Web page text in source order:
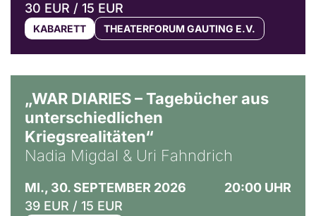
30 EUR / 15 EUR
KABARETT THEATERFORUM GAUTING E.V.
„WAR DIARIES – Tagebücher aus
unterschiedlichen
Kriegsrealitäten“
Nadia Migdal & Uri Fahndrich
MI., 30. SEPTEMBER 2026
20:00 UHR
39 EUR / 15 EUR